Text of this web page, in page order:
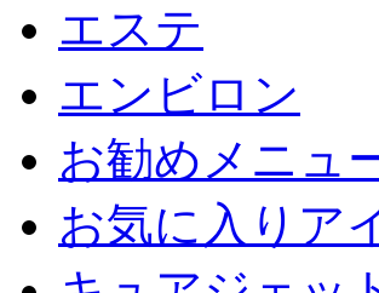
エステ
エンビロン
お勧めメニュ
お気に入りア